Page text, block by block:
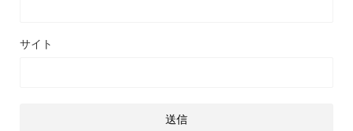
サイト